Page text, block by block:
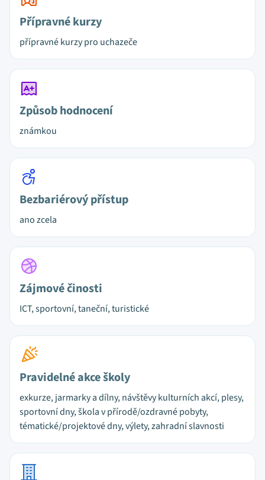
Přípravné kurzy
přípravné kurzy pro uchazeče
Způsob hodnocení
známkou
Bezbariérový přístup
ano zcela
Zájmové činosti
ICT, sportovní, taneční, turistické
Pravidelné akce školy
exkurze, jarmarky a dílny, návštěvy kulturních akcí, plesy,
sportovní dny, škola v přírodě/ozdravné pobyty,
tématické/projektové dny, výlety, zahradní slavnosti